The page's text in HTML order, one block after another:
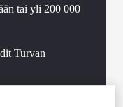
tai yli 200 000
Turvan